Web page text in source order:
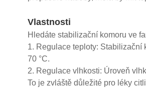
Vlastnosti
Hledáte stabilizační komoru ve
1. Regulace teploty: Stabilizační
70 °C.
2. Regulace vlhkosti: Úroveň
To je zvláště důležité pro léky